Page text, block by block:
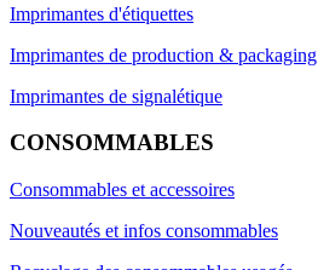
Imprimantes d'étiquettes
Imprimantes de production & packaging
Imprimantes de signalétique
CONSOMMABLES
Consommables et accessoires
Nouveautés et infos consommables